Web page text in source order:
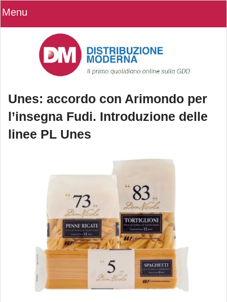
Menu
Unes: accordo con Arimondo per
l’insegna Fudi. Introduzione delle
linee PL Unes